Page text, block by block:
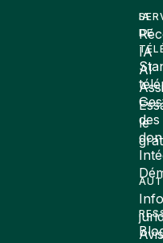
DE
des
IA
IA
AI
le
Avis